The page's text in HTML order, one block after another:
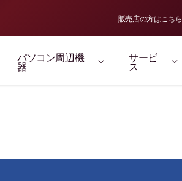
販売店の方はこちら
パソコン周辺機
器
サービ
ス